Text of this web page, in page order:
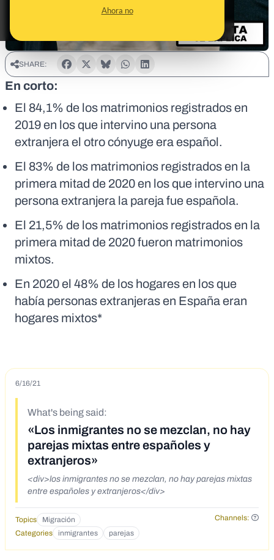
Ahora no
SHARE:
En corto:
El 84,1% de los matrimonios registrados en
2019 en los que intervino una persona
extranjera el otro cónyuge era español.
El 83% de los matrimonios registrados en la
primera mitad de 2020 en los que intervino una
persona extranjera la pareja fue española.
El 21,5% de los matrimonios registrados en la
primera mitad de 2020 fueron matrimonios
mixtos.
En 2020 el 48% de los hogares en los que
había personas extranjeras en España eran
hogares mixtos*
6/16/21
What's being said:
«Los inmigrantes no se mezclan, no hay
parejas mixtas entre españoles y
extranjeros»
<div>los inmigrantes no se mezclan, no hay parejas mixtas
entre españoles y extranjeros</div>
Topics Migración
Channels:
Categories
inmigrantes parejas